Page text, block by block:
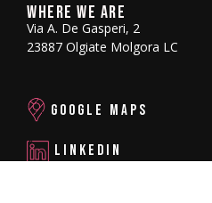
WHERE WE ARE
Via A. De Gasperi, 2
23887 Olgiate Molgora LC
GOOGLE MAPS
LINKEDIN